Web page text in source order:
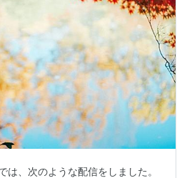
は、次のような配信をしました。